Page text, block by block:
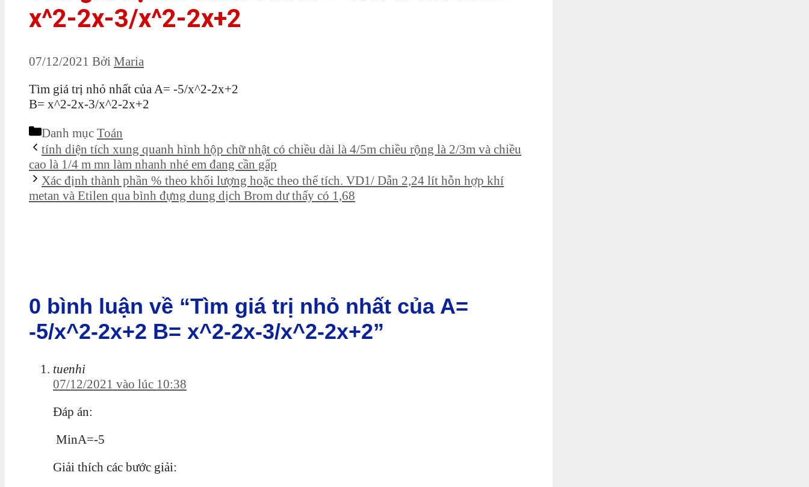
x^2-2x-3/x^2-2x+2
07/12/2021 Bởi Maria
Tìm giá trị nhỏ nhất của A= -5/x^2-2x+2
B= x^2-2x-3/x^2-2x+2
Danh mục Toán
tính diện tích xung quanh hình hộp chữ nhật có chiều dài là 4/5m chiều rộng là 2/3m và chiều
cao là 1/4 m mn làm nhanh nhé em đang cần gấp
Xác định thành phần % theo khối lượng hoặc theo thể tích. VD1/ Dẫn 2,24 lít hỗn hợp khí
metan và Etilen qua bình đựng dung dịch Brom dư thấy có 1,68
0 bình luận về “Tìm giá trị nhỏ nhất của A=
-5/x^2-2x+2 B= x^2-2x-3/x^2-2x+2”
tuenhi
07/12/2021 vào lúc 10:38
Đáp án:
MinA=-5
Giải thích các bước giải: